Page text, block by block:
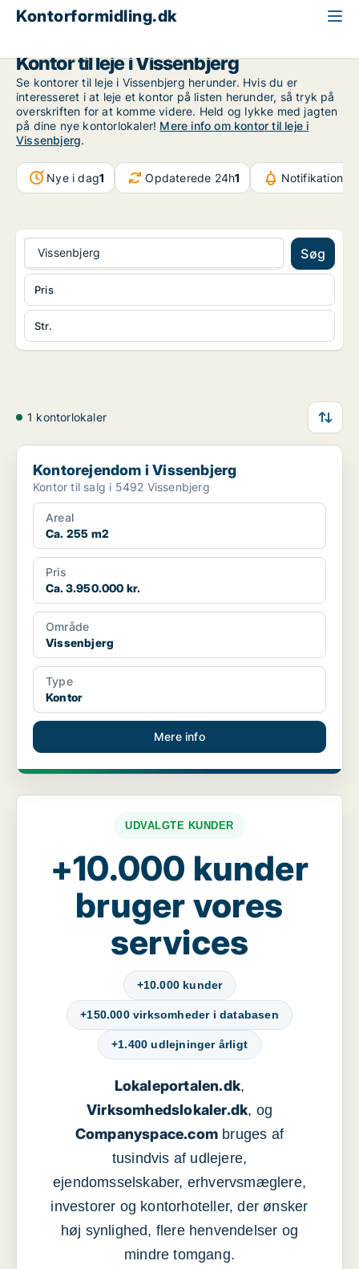
Kontorformidling.dk
Kontor til leje i Vissenbjerg
Se kontorer til leje i Vissenbjerg herunder. Hvis du er
interesseret i at leje et kontor på listen herunder, så tryk på
overskriften for at komme videre. Held og lykke med jagten
på dine nye kontorlokaler! Mere info om kontor til leje i
Vissenbjerg.
Nye i dag1 Opdaterede 24h1 Notifikationer
Vissenbjerg Søg
Str.
Pris
1 kontorlokaler
Kontorejendom i Vissenbjerg
Kontorejendom i Vissenbjerg
Kontor til salg i 5492 Vissenbjerg
Areal
Ca. 255 m2
Pris
Ca. 3.950.000 kr.
Område
Vissenbjerg
Type
Kontor
Mere info
UDVALGTE KUNDER
+10.000 kunder
bruger vores
services
+10.000 kunder
+150.000 virksomheder i databasen
+1.400 udlejninger årligt
Lokaleportalen.dk,
Virksomhedslokaler.dk, og
Companyspace.com bruges af
tusindvis af udlejere,
ejendomsselskaber, erhvervsmæglere,
investorer og kontorhoteller, der ønsker
høj synlighed, flere henvendelser og
mindre tomgang.